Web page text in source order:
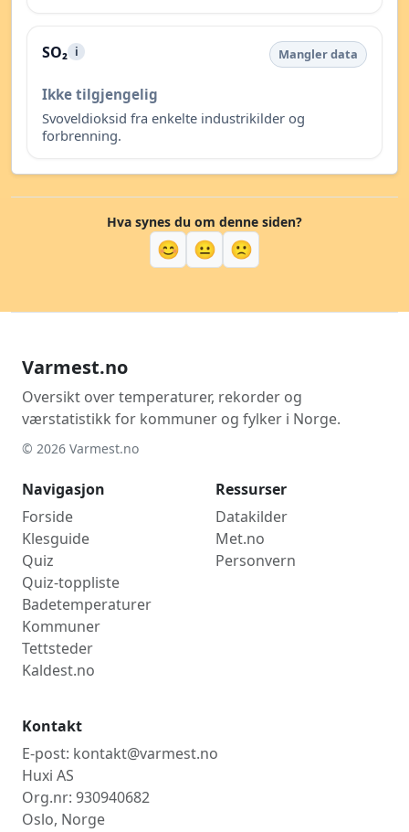
SO₂ i Mangler data
Ikke tilgjengelig
Svoveldioksid fra enkelte industrikilder og
forbrenning.
Hva synes du om denne siden?
😊 😐 🙁
Varmest.no
Oversikt over temperaturer, rekorder og
værstatistikk for kommuner og fylker i Norge.
© 2026 Varmest.no
Navigasjon
Forside
Klesguide
Quiz
Quiz-toppliste
Badetemperaturer
Kommuner
Tettsteder
Kaldest.no
Ressurser
Datakilder
Met.no
Personvern
Kontakt
E-post: kontakt@varmest.no
Huxi AS
Org.nr: 930940682
Oslo, Norge